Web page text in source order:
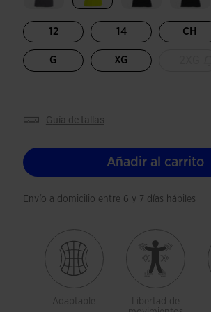
12 14 CH
G XG
guía de tallas
Añadir al carrito
Envío a domicilio entre 6 y 7 días hábiles
Adaptable
Libertad de